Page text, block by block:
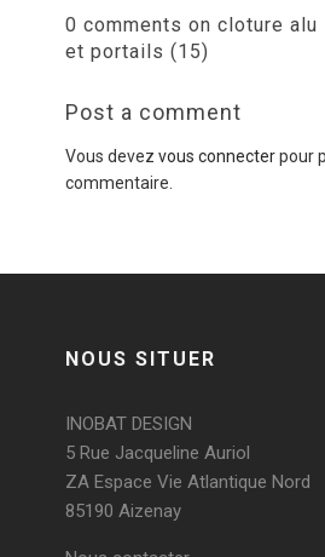
0 comments on cloture alu
et portails (15)
Post a comment
Vous devez vous connecterpour
commentaire.
NOUS SITUER
INOBAT DESIGN
5 Rue Jacqueline Auriol
ZA Espace Vie Atlantique Nord
85190 Aizenay